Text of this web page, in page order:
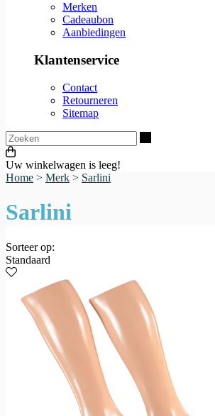
Merken
Cadeaubon
Aanbiedingen
Klantenservice
Contact
Retourneren
Sitemap
Uw winkelwagen is leeg!
Home > Merk > Sarlini
Sarlini
Sorteer op:
Standaard